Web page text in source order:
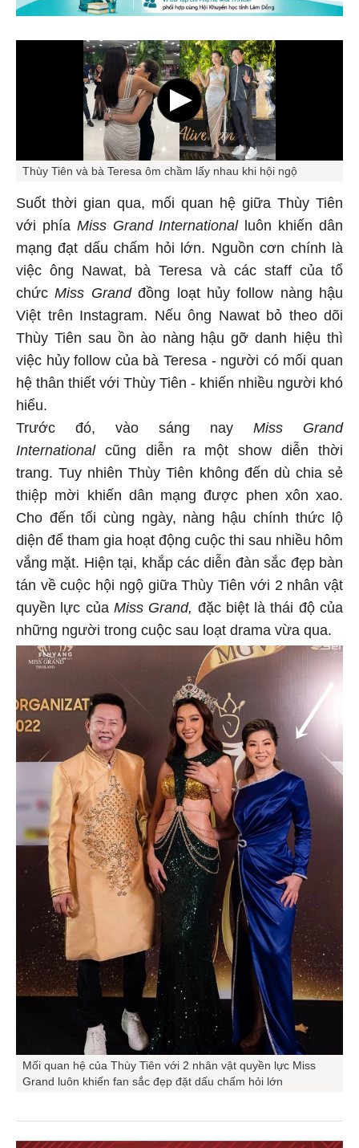
Thùy Tiên và bà Teresa ôm chầm lấy nhau khi hội ngộ
Suốt thời gian qua, mối quan hệ giữa Thùy Tiên
với phía Miss Grand Internationalluôn khiến dân
mạng đạt dấu chấm hỏi lớn. Nguồn cơn chính là
việc ông Nawat, bà Teresa và các staff của tổ
chứcMiss Grandđồng loạt hủy follow nàng hậu
Việt trên Instagram. Nếu ông Nawat bỏ theo dõi
Thùy Tiên sau ồn ào nàng hậu gỡ danh hiệu thì
việc hủy follow của bà Teresa - người có mối quan
hệ thân thiết với Thùy Tiên - khiến nhiều người khó
hiểu.
Trước đó, vào sáng nay Miss Grand
International cũng diễn ra một show diễn thời
trang. Tuy nhiên Thùy Tiên không đến dù chia sẻ
thiệp mời khiến dân mạng được phen xôn xao.
Cho đến tối cùng ngày, nàng hậu chính thức lộ
diện để tham gia hoạt động cuộc thi sau nhiều hôm
vắng mặt. Hiện tại, khắp các diễn đàn sắc đẹp bàn
tán về cuộc hội ngộ giữa Thùy Tiên với 2 nhân vật
quyền lực của Miss Grand, đặc biệt là thái độ của
những người trong cuộc sau loạt drama vừa qua.
Mối quan hệ của Thùy Tiên với 2 nhân vật quyền lực Miss
Grand luôn khiến fan sắc đẹp đặt dấu chấm hỏi lớn